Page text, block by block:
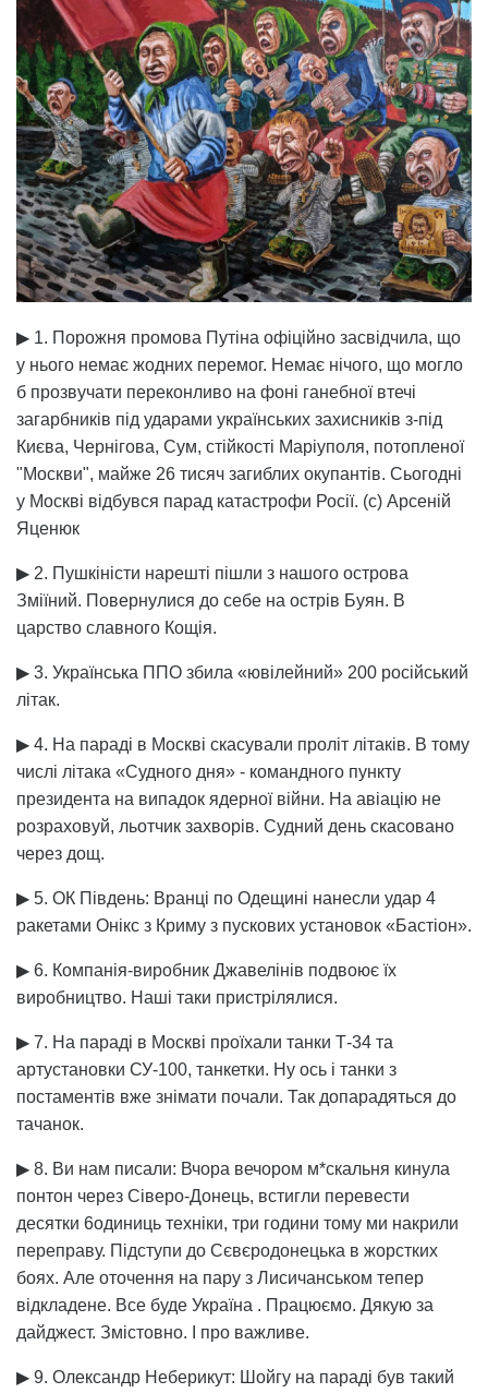
▶ 1. Порожня промова Путіна офіційно засвідчила, що
у нього немає жодних перемог. Немає нічого, що могло
б прозвучати переконливо на фоні ганебної втечі
загарбників під ударами українських захисників з-під
Києва, Чернігова, Сум, стійкості Маріуполя, потопленої
"Москви", майже 26 тисяч загиблих окупантів. Сьогодні
у Москві відбувся парад катастрофи Росії. (с) Арсеній
Яценюк
▶ 2. Пушкіністи нарешті пішли з нашого острова
Зміїний. Повернулися до себе на острів Буян. В
царство славного Кощія.
▶ 3. Українська ППО збила «ювілейний» 200 російський
літак.
▶ 4. На параді в Москві скасували проліт літаків. В тому
числі літака «Судного дня» - командного пункту
президента на випадок ядерної війни. На авіацію не
розраховуй, льотчик захворів. Судний день скасовано
через дощ.
▶ 5. ОК Південь: Вранці по Одещині нанесли удар 4
ракетами Онікс з Криму з пускових установок «Бастіон».
▶ 6. Компанія-виробник Джавелінів подвоює їх
виробництво. Наші таки пристрілялися.
▶ 7. На параді в Москві проїхали танки Т-34 та
артустановки СУ-100, танкетки. Ну ось і танки з
постаментів вже знімати почали. Так допарадяться до
тачанок.
▶ 8. Ви нам писали: Вчора вечором м*скальня кинула
понтон через Сіверо-Донець, встигли перевести
десятки 6одиниць техніки, три години тому ми накрили
переправу. Підступи до Сєвєродонецька в жорстких
боях. Але оточення на пару з Лисичанськом тепер
відкладене. Все буде Україна . Працюємо. Дякую за
дайджест. Змістовно. І про важливе.
▶ 9. Олександр Неберикут: Шойгу на параді був такий